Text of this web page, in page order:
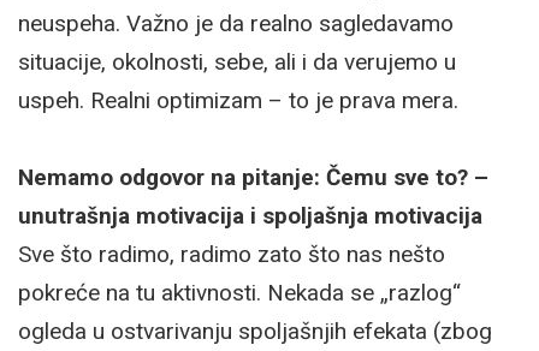
neuspeha. Važno je da realno sagledavamo
situacije, okolnosti, sebe, ali i da verujemo u
uspeh. Realni optimizam – to je prava mera.
Nemamo odgovor na pitanje: Čemu sve to? –
unutrašnja motivacija i spoljašnja motivacija
Sve što radimo, radimo zato što nas nešto
pokreće na tu aktivnosti. Nekada se „razlog“
ogleda u ostvarivanju spoljašnjih efekata (zbog